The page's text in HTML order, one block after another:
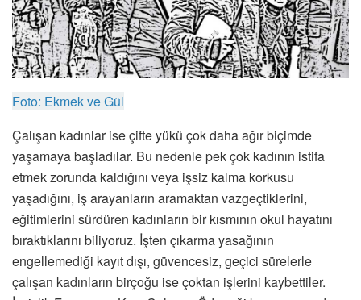
Foto: Ekmek ve Gül
Çalışan kadınlar ise çifte yükü çok daha ağır biçimde
yaşamaya başladılar. Bu nedenle pek çok kadının istifa
etmek zorunda kaldığını veya işsiz kalma korkusu
yaşadığını, iş arayanların aramaktan vazgeçtiklerini,
eğitimlerini sürdüren kadınların bir kısmının okul hayatını
bıraktıklarını biliyoruz. İşten çıkarma yasağının
engellemediği kayıt dışı, güvencesiz, geçici sürelerle
çalışan kadınların birçoğu ise çoktan işlerini kaybettiler.